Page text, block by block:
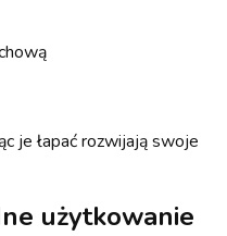
je łapać rozwijają swoje
użytkowanie